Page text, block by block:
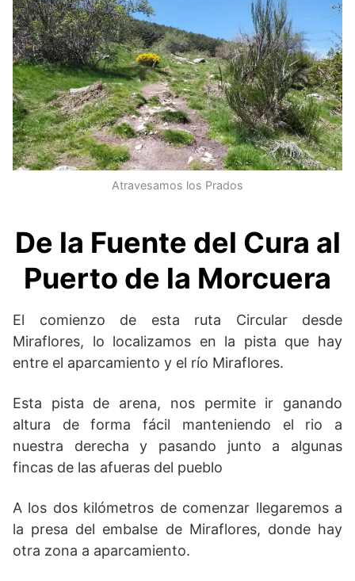
Atravesamos los Prados
De la Fuente del Cura al
Puerto de la Morcuera
El comienzo de esta ruta Circular desde
Miraflores, lo localizamos en la pista que hay
entre el aparcamiento y el río Miraflores.
Esta pista de arena, nos permite ir ganando
altura de forma fácil manteniendo el rio a
nuestra derecha y pasando junto a algunas
fincas de las afueras del pueblo
A los dos kilómetros de comenzar llegaremos a
la presa del embalse de Miraflores, donde hay
otra zona a aparcamiento.